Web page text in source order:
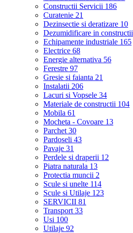
Constructii Servicii 186
Curatenie 21
Dezinsectie si deratizare 10
Dezumidificare in constructii
Echipamente industriale 165
Electrice 68
Energie alternativa 56
Ferestre 97
Gresie si faianta 21
Instalatii 206
Lacuri si Vopsele 34
Materiale de constructii 104
Mobila 61
Mocheta - Covoare 13
Parchet 30
Pardoseli 43
Pavaje 31
Perdele si draperii 12
Piatra naturala 13
Protectia muncii 2
Scule si unelte 114
Scule si Utilaje 123
SERVICII 81
Transport 33
Usi 100
Utilaje 92